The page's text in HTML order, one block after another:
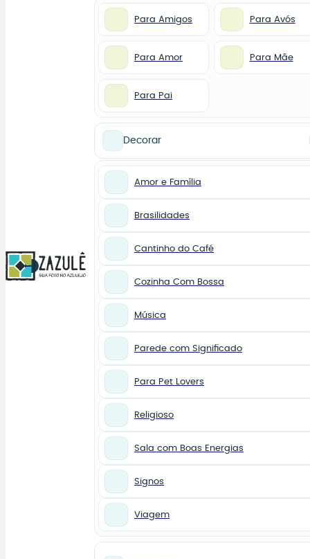
0
Para Amigos Para Avós
Para Amor Para Mãe
Para Pai
Decorar
Amor e Família
Brasilidades
Cantinho do Café
Cozinha Com Bossa
Música
Parede com Significado
Para Pet Lovers
Religioso
Sala com Boas Energias
Signos
Viagem